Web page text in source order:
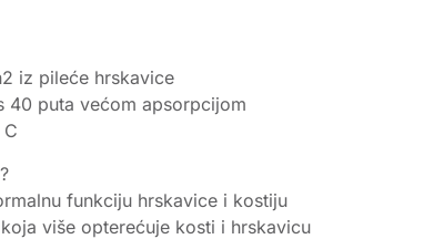
iz pileće hrskavice
40 puta većom apsorpcijom
funkciju hrskavice i kostiju
više opterećuje kosti i hrskavicu